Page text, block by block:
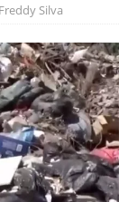
Freddy Silva